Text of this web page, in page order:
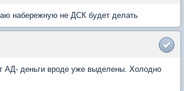
набережную не ДСК будет делать
АД- деньги вроде уже выделены. Холодно